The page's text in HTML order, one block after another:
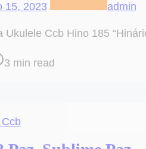
15, 2023 admin
Ccb Hino 185
3 min read